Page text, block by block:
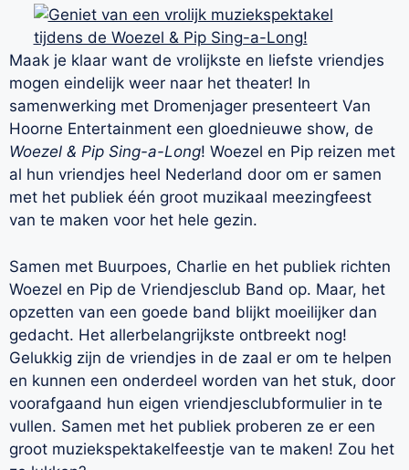
Maak je klaar want de vrolijkste en liefste vriendjes
mogen eindelijk weer naar het theater! In
samenwerking met Dromenjager presenteert Van
Hoorne Entertainment een gloednieuwe show, de
Woezel & Pip Sing-a-Long! Woezel en Pip reizen met
al hun vriendjes heel Nederland door om er samen
met het publiek één groot muzikaal meezingfeest
van te maken voor het hele gezin.
Samen met Buurpoes, Charlie en het publiek richten
Woezel en Pip de Vriendjesclub Band op. Maar, het
opzetten van een goede band blijkt moeilijker dan
gedacht. Het allerbelangrijkste ontbreekt nog!
Gelukkig zijn de vriendjes in de zaal er om te helpen
en kunnen een onderdeel worden van het stuk, door
voorafgaand hun eigen vriendjesclubformulier in te
vullen. Samen met het publiek proberen ze er een
groot muziekspektakelfeestje van te maken! Zou het